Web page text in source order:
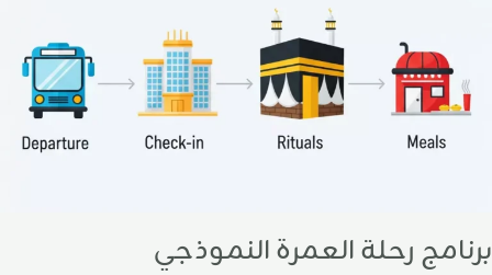
برنامج رحلة العمرة النموذجي
النموذجي